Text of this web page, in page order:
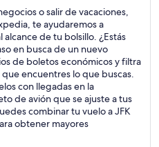
o salir de vacaciones,
te ayudaremos a
alcance de tu bolsillo. ¿Estás
en busca de un nuevo
de boletos económicos y filtra
encuentres lo que buscas.
con llegadas en la
de avión que se ajuste a tus
combinar tu vuelo a JFK
obtener mayores